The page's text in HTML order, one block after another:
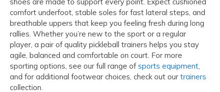
comfort underfoot, stable soles for fast lateral steps, and
breathable uppers that keep you feeling fresh during long
rallies. Whether you’re new to the sport or a regular
player, a pair of quality pickleball trainers helps you stay
agile, balanced and comfortable on court. For more
sporting options, see our full range ofsports equipment,
and for additional footwear choices, check out our trainers
collection.